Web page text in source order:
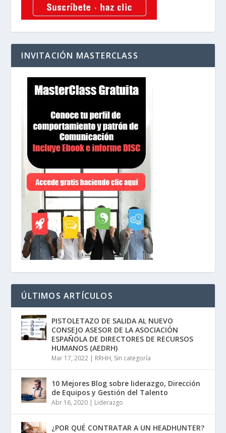
INVITACIÓN MASTERCLASS
ÚLTIMOS ARTÍCULOS
PISTOLETAZO DE SALIDA AL NUEVO
CONSEJO ASESOR DE LA ASOCIACIÓN
ESPAÑOLA DE DIRECTORES DE RECURSOS
HUMANOS (AEDRH)
Mar 17, 2022 | RRHH, Sin categoría
10 Mejores Blog sobre liderazgo, Dirección
de Equipos y Gestión del Talento
Abr 16, 2020 | Liderazgo
¿POR QUÉ CONTRATAR A UN HEADHUNTER?